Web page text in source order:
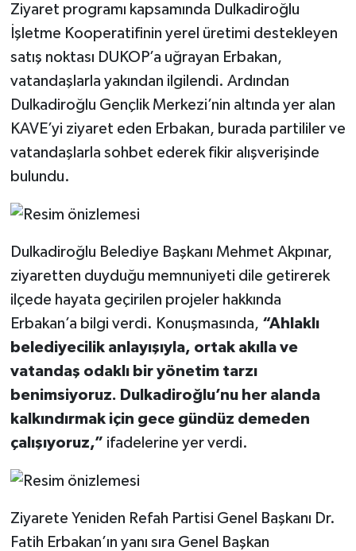
Ziyaret programı kapsamında Dulkadiroğlu
İşletme Kooperatifinin yerel üretimi destekleyen
satış noktası DUKOP’a uğrayan Erbakan,
vatandaşlarla yakından ilgilendi. Ardından
Dulkadiroğlu Gençlik Merkezi’nin altında yer alan
KAVE’yi ziyaret eden Erbakan, burada partililer ve
vatandaşlarla sohbet ederek fikir alışverişinde
bulundu.
Dulkadiroğlu Belediye Başkanı Mehmet Akpınar,
ziyaretten duyduğu memnuniyeti dile getirerek
ilçede hayata geçirilen projeler hakkında
Erbakan’a bilgi verdi. Konuşmasında, “Ahlaklı
belediyecilik anlayışıyla, ortak akılla ve
vatandaş odaklı bir yönetim tarzı
benimsiyoruz. Dulkadiroğlu’nu her alanda
kalkındırmak için gece gündüz demeden
çalışıyoruz,” ifadelerine yer verdi.
Ziyarete Yeniden Refah Partisi Genel Başkanı Dr.
Fatih Erbakan’ın yanı sıra Genel Başkan